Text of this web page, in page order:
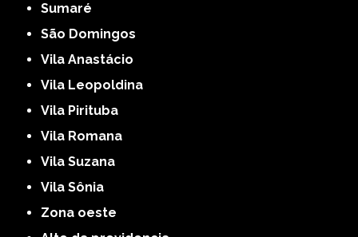
Sumaré
São Domingos
Vila Anastácio
Vila Leopoldina
Vila Pirituba
Vila Romana
Vila Suzana
Vila Sônia
Zona oeste